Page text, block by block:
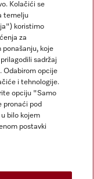
Kolačići se
temelju
koristimo
za
ponašanju, koje
sadržaj
Odabirom opcije
i tehnologije.
opciju "Samo
pronaći pod
bilo kojem
postavki